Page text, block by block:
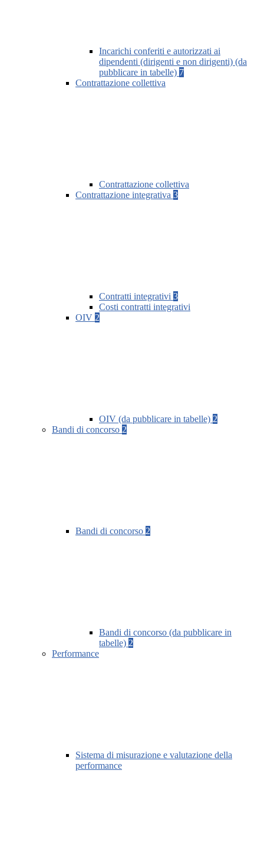
Incarichi conferiti e autorizzati ai
dipendenti (dirigenti e non dirigenti) (da
pubblicare in tabelle) 7
Contrattazione collettiva
Contrattazione collettiva
Contrattazione integrativa 3
Contratti integrativi 3
Costi contratti integrativi
OIV 2
OIV (da pubblicare in tabelle) 2
Bandi di concorso 2
Bandi di concorso 2
Bandi di concorso (da pubblicare in
tabelle) 2
Performance
Sistema di misurazione e valutazione della
performance